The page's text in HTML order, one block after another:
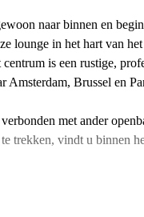
naar binnen en
lounge in het hart van
centrum is een rustige,
Amsterdam, Brussel en
met ander
trekken, vindt u binnen